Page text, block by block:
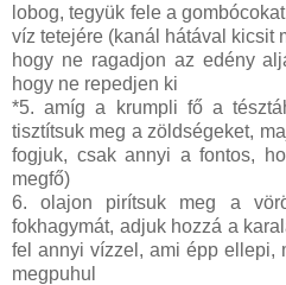
lobog, tegyük fele a
víz tetejére (kanál hátával kicsit
hogy ne ragadjon az edény
hogy ne repedjen ki
*5. amíg a krumpli fő a
tisztítsuk meg a zöldségeket,
fogjuk, csak annyi a fontos,
megfő)
6. olajon pirítsuk meg a
fokhagymát, adjuk hozzá a
fel annyi vízzel, ami épp ellepi,
megpuhul